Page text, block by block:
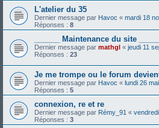
L'atelier du 35
Dernier message par Havoc « mardi 18
Réponses : 8
______ Maintenance du site _____
Dernier message par mathgl « jeudi 11
Réponses : 23
Je me trompe ou le forum
Dernier message par Havoc « lundi 26
Réponses : 5
connexion, re et re
Dernier message par Rémy_91 «
Réponses : 3